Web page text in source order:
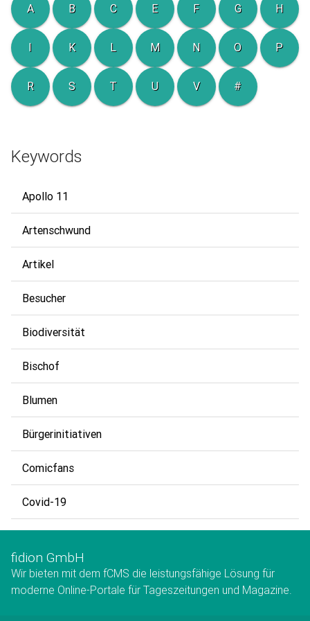
A B C E F G H
I K L M N O P
R S T U V #
Keywords
Apollo 11
Artenschwund
Artikel
Besucher
Biodiversität
Bischof
Blumen
Bürgerinitiativen
Comicfans
Covid-19
fidion GmbH
Wir bieten mit dem fCMS die leistungsfähige Lösung für
moderne Online-Portale für Tageszeitungen und Magazine.